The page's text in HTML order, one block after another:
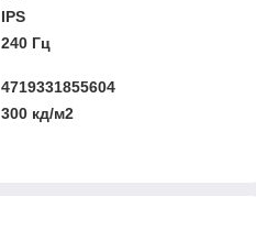
IPS
240 Гц
4719331855604
300 кд/м2